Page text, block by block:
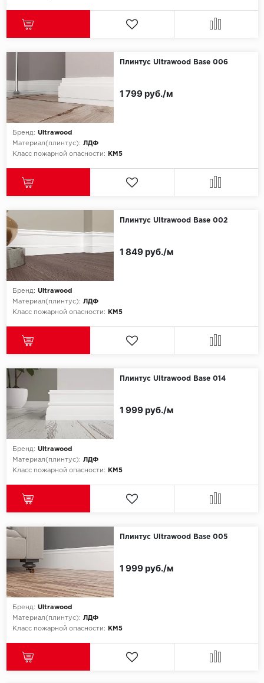
Плинтус Ultrawood Base 006
Бренд: Ultrawood
Материал(плинтус): ЛДФ
Класс пожарной опасности:
КМ5
1 799 руб./м
Плинтус Ultrawood Base 002
Бренд: Ultrawood
Материал(плинтус): ЛДФ
Класс пожарной опасности:
КМ5
1 849 руб./м
Плинтус Ultrawood Base 014
Бренд: Ultrawood
Материал(плинтус): ЛДФ
Класс пожарной опасности:
КМ5
1 999 руб./м
Плинтус Ultrawood Base 005
Бренд: Ultrawood
Материал(плинтус): ЛДФ
Класс пожарной опасности:
КМ5
1 999 руб./м